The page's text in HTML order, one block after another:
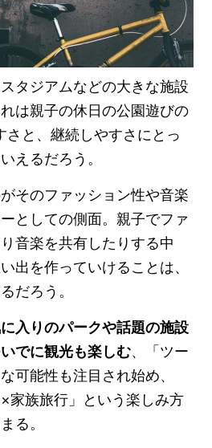
タジアムなどの大きな施設
は親子の休日の公園遊びの
さと、継続しやすさにとっ
えるだろう。
そのファッション性や音楽
としての側面。親子でファ
音楽を共有したりする中
出を作っていけることは、
だろう。
入りのパークや話題の施設
でに観光も楽しむ、「ツー
可能性も注目され始め、
×家族旅行」という楽しみ方
る。